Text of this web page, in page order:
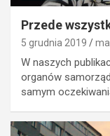
Przede
5 grudnia 2019
W naszych
organów
samym